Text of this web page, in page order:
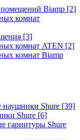
Biamp [2]
комнат
[3]
комнат ATEN [2]
комнат Biamp
наушники Shure [39]
Shure [6]
гарнитуры Shure